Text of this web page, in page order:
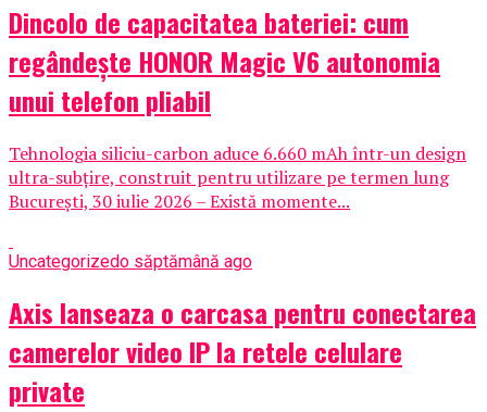
Dincolo de capacitatea bateriei: cum
regândește HONOR Magic V6 autonomia
unui telefon pliabil
Tehnologia siliciu-carbon aduce 6.660 mAh într-un design
ultra-subțire, construit pentru utilizare pe termen lung
București, 30 iulie 2026 – Există momente...
Uncategorizedo săptămână ago
Axis lanseaza o carcasa pentru conectarea
camerelor video IP la retele celulare
private